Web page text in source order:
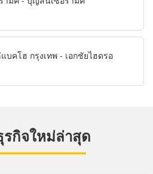
บคโฮ กรุงเทพ - เอกชัยไฮดรอ
รกิจใหม่ล่าสุด